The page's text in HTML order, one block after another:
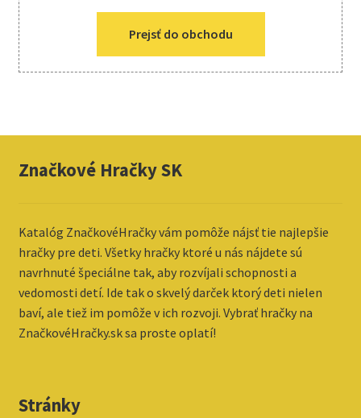
Prejsť do obchodu
Značkové Hračky SK
Katalóg ZnačkovéHračky vám pomôže nájsť tie najlepšie
hračky pre deti. Všetky hračky ktoré u nás nájdete sú
navrhnuté špeciálne tak, aby rozvíjali schopnosti a
vedomosti detí. Ide tak o skvelý darček ktorý deti nielen
baví, ale tiež im pomôže v ich rozvoji. Vybrať hračky na
ZnačkovéHračky.sk sa proste oplatí!
Stránky